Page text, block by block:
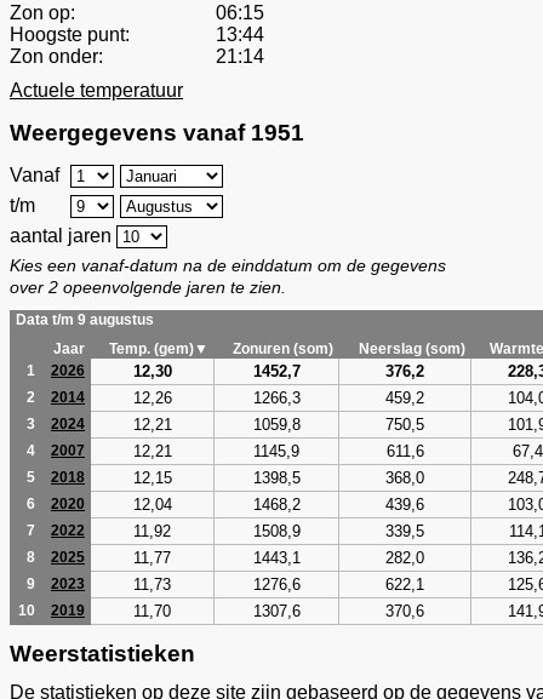
Zon op:
06:15
Hoogste punt:
13:44
Zon onder:
21:14
Actuele temperatuur
Weergegevens vanaf 1951
Vanaf
t/m
aantal jaren
Kies een vanaf-datum na de einddatum om de gegevens
over 2 opeenvolgende jaren te zien.
Data t/m 9 augustus
Jaar
Temp. (gem)▼ Zonuren (som) Neerslag (som)
1
2026 12,30 1452,7 376,2
2 2014 12,26 1266,3 459,2
3 2024 12,21 1059,8 750,5
4 2007 12,21 1145,9 611,6 67,4
5 2018 12,15 1398,5 368,0
6 2020 12,04 1468,2 439,6
7 2022 11,92 1508,9 339,5
8 2025 11,77 1443,1 282,0
9 2023 11,73 1276,6 622,1
10 2019 11,70 1307,6 370,6
Weerstatistieken
De statistieken op deze site zijn gebaseerd op de gegevens